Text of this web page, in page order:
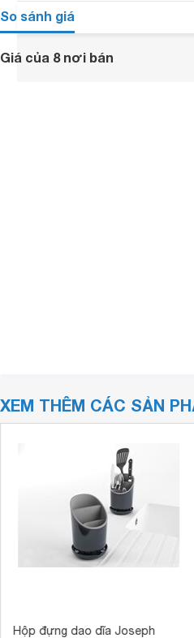
So sánh giá
Giá của 8 nơi bán
XEM THÊM CÁC SẢN
Hộp đựng dao dĩa Joseph